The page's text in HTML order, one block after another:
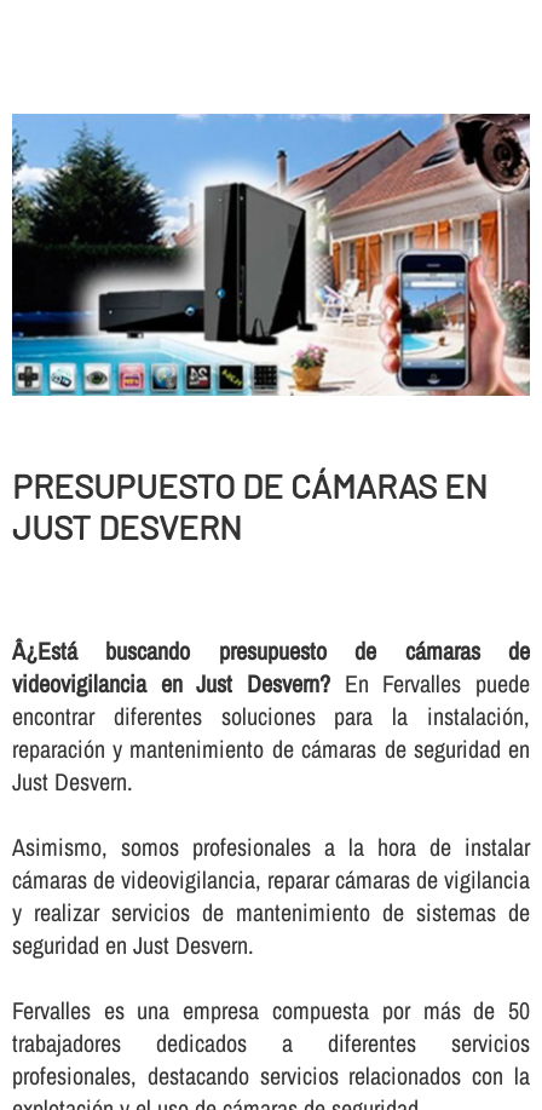
PRESUPUESTO DE CÁMARAS EN
JUST DESVERN
Â¿Está buscando presupuesto de cámaras de
videovigilancia en Just Desvern? En Fervalles puede
encontrar diferentes soluciones para la instalación,
reparación y mantenimiento de cámaras de seguridad en
Just Desvern.
Asimismo, somos profesionales a la hora de instalar
cámaras de videovigilancia, reparar cámaras de vigilancia
y realizar servicios de mantenimiento de sistemas de
seguridad en Just Desvern.
Fervalles es una empresa compuesta por más de 50
trabajadores dedicados a diferentes servicios
profesionales, destacando servicios relacionados con la